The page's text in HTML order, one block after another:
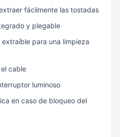
fácilmente las tostadas
y plegable
para una limpieza
cable
luminoso
en caso de bloqueo del